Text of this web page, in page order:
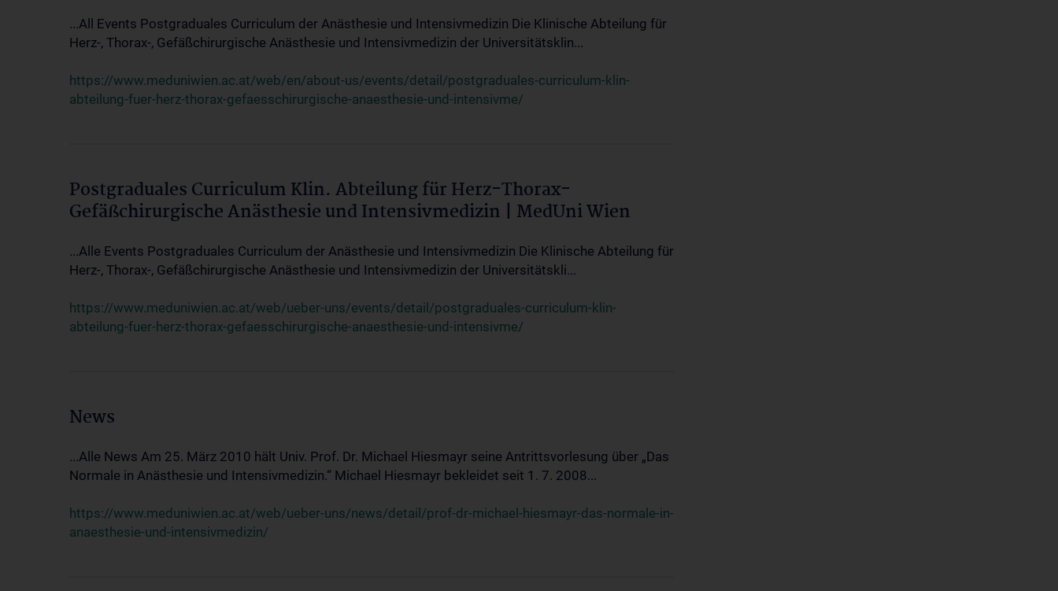
...All Events Postgraduales Curriculum der Anästhesie und Intensivmedizin Die Klinische Abteilung für
Herz-, Thorax-, Gefäßchirurgische Anästhesie und Intensivmedizin der Universitätsklin...
https://www.meduniwien.ac.at/web/en/about-us/events/detail/postgraduales-curriculum-klin-
abteilung-fuer-herz-thorax-gefaesschirurgische-anaesthesie-und-intensivme/
Postgraduales Curriculum Klin. Abteilung für Herz-Thorax-
Gefäßchirurgische Anästhesie und Intensivmedizin | MedUni Wien
...Alle Events Postgraduales Curriculum der Anästhesie und Intensivmedizin Die Klinische Abteilung für
Herz-, Thorax-, Gefäßchirurgische Anästhesie und Intensivmedizin der Universitätskli...
https://www.meduniwien.ac.at/web/ueber-uns/events/detail/postgraduales-curriculum-klin-
abteilung-fuer-herz-thorax-gefaesschirurgische-anaesthesie-und-intensivme/
News
...Alle News Am 25. März 2010 hält Univ. Prof. Dr. Michael Hiesmayr seine Antrittsvorlesung über „Das
Normale in Anästhesie und Intensivmedizin.“ Michael Hiesmayr bekleidet seit 1. 7. 2008...
https://www.meduniwien.ac.at/web/ueber-uns/news/detail/prof-dr-michael-hiesmayr-das-normale-in-
anaesthesie-und-intensivmedizin/